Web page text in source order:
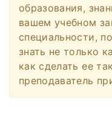
образования,
вашем учебном
специальности,
знать не только
как сделать ее
преподаватель